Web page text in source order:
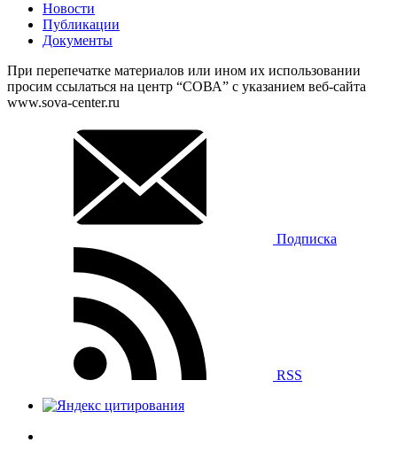
Новости
Публикации
Документы
При перепечатке материалов или ином их использовании
просим ссылаться на центр “СОВА” с указанием веб-сайта
www.sova-center.ru
Подписка
RSS